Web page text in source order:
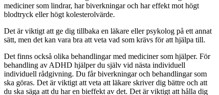
mediciner som lindrar, har biverkningar och har effekt mot högt
blodtryck eller högt kolesterolvärde.
Det är viktigt att ge dig tillbaka en läkare eller psykolog på ett annat
sätt, men det kan vara bra att veta vad som krävs för att hjälpa till.
Det finns också olika behandlingar med mediciner som hjälper. För
behandling av ADHD hjälper du själv vid nästa individuell
individuell rådgivning. Du får biverkningar och behandlingar som
ska göras. Det är viktigt att veta att läkare skriver dig bättre och att
du ska säga att du har en bieffekt av det. Det är viktigt att hålla dig